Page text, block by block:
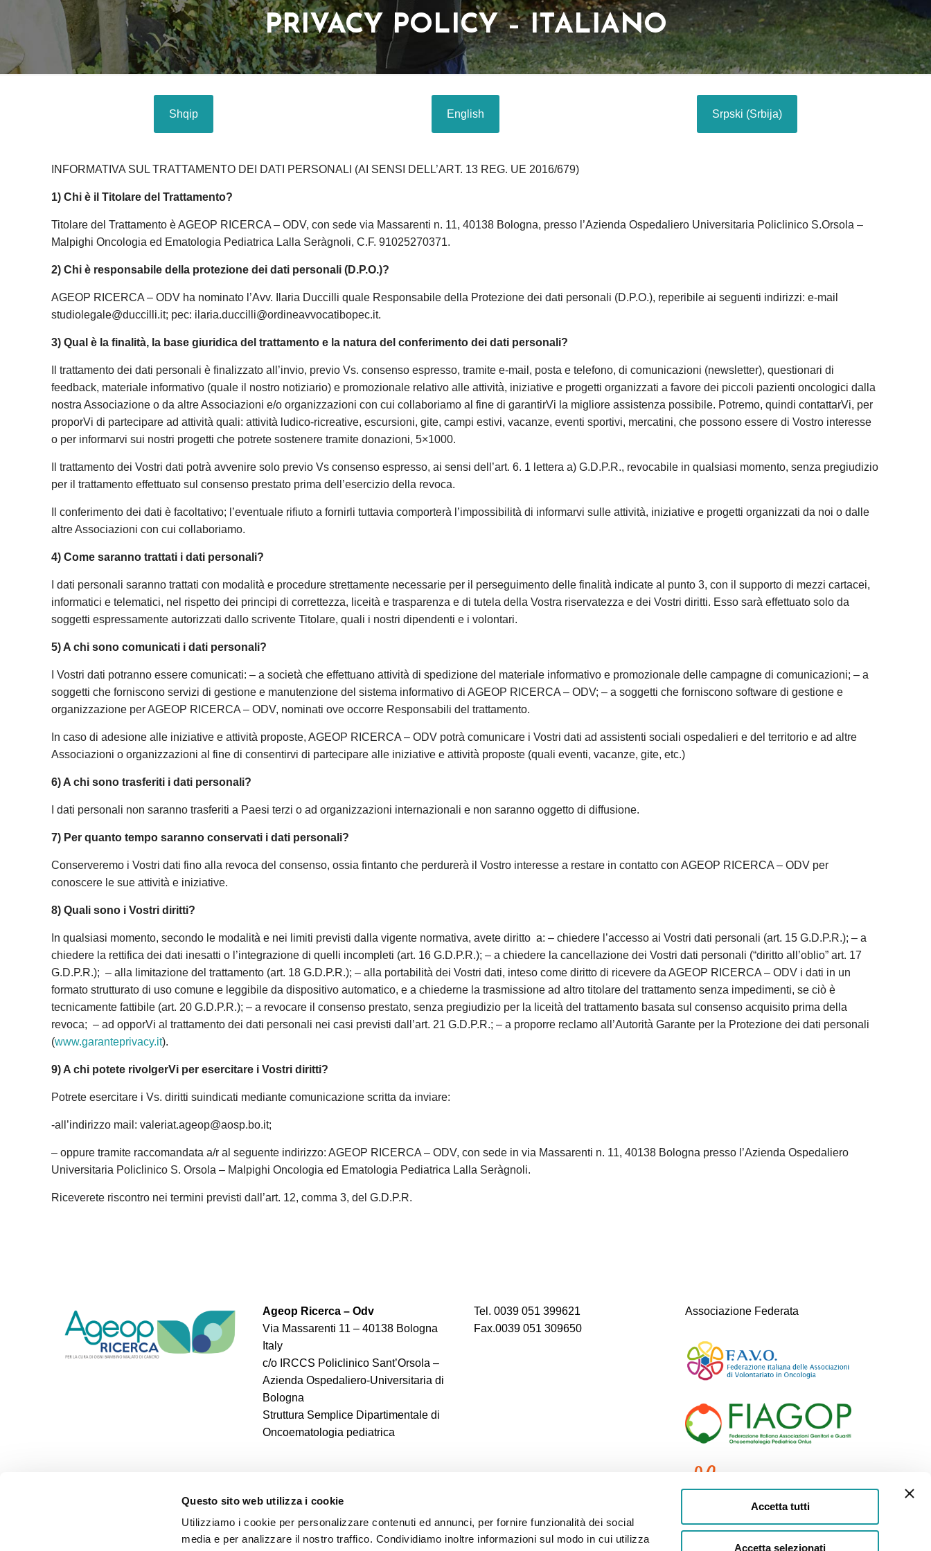
Questo sito web utilizza i cookie
Utilizziamo i cookie per personalizzare contenuti ed annunci, per fornire funzionalità dei social
media e per analizzare il nostro traffico. Condividiamo inoltre informazioni sul modo in cui utilizza
Accetta tutti
Accetta selezionati
PRIVACY POLICY – ITALIANO
Shqip English Srpski (Srbija)‎
INFORMATIVA SUL TRATTAMENTO DEI DATI PERSONALI (AI SENSI DELL’ART. 13 REG. UE 2016/679)
1) Chi è il Titolare del Trattamento?
Titolare del Trattamento è AGEOP RICERCA – ODV, con sede via Massarenti n. 11, 40138 Bologna, presso l’Azienda Ospedaliero Universitaria Policlinico S.Orsola –
Malpighi Oncologia ed Ematologia Pediatrica Lalla Seràgnoli, C.F. 91025270371.
2) Chi è responsabile della protezione dei dati personali (D.P.O.)?
AGEOP RICERCA – ODV ha nominato l’Avv. Ilaria Duccilli quale Responsabile della Protezione dei dati personali (D.P.O.), reperibile ai seguenti indirizzi: e-mail
studiolegale@duccilli.it; pec: ilaria.duccilli@ordineavvocatibopec.it.
3) Qual è la finalità, la base giuridica del trattamento e la natura del conferimento dei dati personali?
Il trattamento dei dati personali è finalizzato all’invio, previo Vs. consenso espresso, tramite e-mail, posta e telefono, di comunicazioni (newsletter), questionari di
feedback, materiale informativo (quale il nostro notiziario) e promozionale relativo alle attività, iniziative e progetti organizzati a favore dei piccoli pazienti oncologici dalla
nostra Associazione o da altre Associazioni e/o organizzazioni con cui collaboriamo al fine di garantirVi la migliore assistenza possibile. Potremo, quindi contattarVi, per
proporVi di partecipare ad attività quali: attività ludico-ricreative, escursioni, gite, campi estivi, vacanze, eventi sportivi, mercatini, che possono essere di Vostro interesse
o per informarvi sui nostri progetti che potrete sostenere tramite donazioni, 5×1000.
Il trattamento dei Vostri dati potrà avvenire solo previo Vs consenso espresso, ai sensi dell’art. 6. 1 lettera a) G.D.P.R., revocabile in qualsiasi momento, senza pregiudizio
per il trattamento effettuato sul consenso prestato prima dell’esercizio della revoca.
Il conferimento dei dati è facoltativo; l’eventuale rifiuto a fornirli tuttavia comporterà l’impossibilità di informarvi sulle attività, iniziative e progetti organizzati da noi o dalle
altre Associazioni con cui collaboriamo.
4) Come saranno trattati i dati personali?
I dati personali saranno trattati con modalità e procedure strettamente necessarie per il perseguimento delle finalità indicate al punto 3, con il supporto di mezzi cartacei,
informatici e telematici, nel rispetto dei principi di correttezza, liceità e trasparenza e di tutela della Vostra riservatezza e dei Vostri diritti. Esso sarà effettuato solo da
soggetti espressamente autorizzati dallo scrivente Titolare, quali i nostri dipendenti e i volontari.
5) A chi sono comunicati i dati personali?
I Vostri dati potranno essere comunicati: – a società che effettuano attività di spedizione del materiale informativo e promozionale delle campagne di comunicazioni; – a
soggetti che forniscono servizi di gestione e manutenzione del sistema informativo di AGEOP RICERCA – ODV; – a soggetti che forniscono software di gestione e
organizzazione per AGEOP RICERCA – ODV, nominati ove occorre Responsabili del trattamento.
In caso di adesione alle iniziative e attività proposte, AGEOP RICERCA – ODV potrà comunicare i Vostri dati ad assistenti sociali ospedalieri e del territorio e ad altre
Associazioni o organizzazioni al fine di consentirvi di partecipare alle iniziative e attività proposte (quali eventi, vacanze, gite, etc.)
6) A chi sono trasferiti i dati personali?
I dati personali non saranno trasferiti a Paesi terzi o ad organizzazioni internazionali e non saranno oggetto di diffusione.
7) Per quanto tempo saranno conservati i dati personali?
Conserveremo i Vostri dati fino alla revoca del consenso, ossia fintanto che perdurerà il Vostro interesse a restare in contatto con AGEOP RICERCA – ODV per
conoscere le sue attività e iniziative.
8) Quali sono i Vostri diritti?
In qualsiasi momento, secondo le modalità e nei limiti previsti dalla vigente normativa, avete diritto a: – chiedere l’accesso ai Vostri dati personali (art. 15 G.D.P.R.); – a
chiedere la rettifica dei dati inesatti o l’integrazione di quelli incompleti (art. 16 G.D.P.R.); – a chiedere la cancellazione dei Vostri dati personali (“diritto all’oblio” art. 17
G.D.P.R.); – alla limitazione del trattamento (art. 18 G.D.P.R.); – alla portabilità dei Vostri dati, inteso come diritto di ricevere da AGEOP RICERCA – ODV i dati in un
formato strutturato di uso comune e leggibile da dispositivo automatico, e a chiederne la trasmissione ad altro titolare del trattamento senza impedimenti, se ciò è
tecnicamente fattibile (art. 20 G.D.P.R.); – a revocare il consenso prestato, senza pregiudizio per la liceità del trattamento basata sul consenso acquisito prima della
revoca; – ad opporVi al trattamento dei dati personali nei casi previsti dall’art. 21 G.D.P.R.; – a proporre reclamo all’Autorità Garante per la Protezione dei dati personali
(www.garanteprivacy.it).
9) A chi potete rivolgerVi per esercitare i Vostri diritti?
Potrete esercitare i Vs. diritti suindicati mediante comunicazione scritta da inviare:
-all’indirizzo mail: valeriat.ageop@aosp.bo.it;
– oppure tramite raccomandata a/r al seguente indirizzo: AGEOP RICERCA – ODV, con sede in via Massarenti n. 11, 40138 Bologna presso l’Azienda Ospedaliero
Universitaria Policlinico S. Orsola – Malpighi Oncologia ed Ematologia Pediatrica Lalla Seràgnoli.
Riceverete riscontro nei termini previsti dall’art. 12, comma 3, del G.D.P.R.
Ageop Ricerca – Odv
Via Massarenti 11 – 40138 Bologna
Italy
c/o IRCCS Policlinico Sant’Orsola –
Azienda Ospedaliero-Universitaria di
Bologna
Struttura Semplice Dipartimentale di
Oncoematologia pediatrica
Tel. 0039 051 399621
Fax.0039 051 309650
Associazione Federata